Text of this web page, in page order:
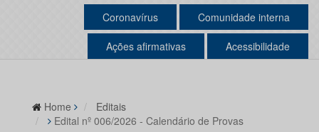
Coronavírus Comunidade interna
Ações afirmativas Acessibilidade
Home
Editais
Edital nº 006/2026 - Calendário de Provas